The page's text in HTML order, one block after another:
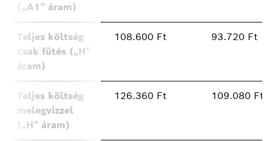
(„A1” áram)
Teljes költség
csak fűtés („H”
áram)
108.600 Ft 93.720 Ft
Teljes költség
melegvízzel
(„H” áram)
126.360 Ft 109.080 Ft